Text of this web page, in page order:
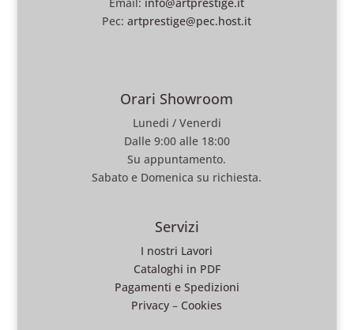
Pec:artprestige@pec.host.it
Orari Showroom
Lunedi / Venerdi
Dalle 9:00 alle 18:00
Su appuntamento.
Sabato e Domenica su richiesta.
Servizi
I nostri Lavori
Cataloghi in PDF
Pagamenti e Spedizioni
Privacy – Cookies